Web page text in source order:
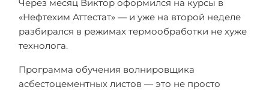
Через месяц Виктор оформился на курсы в
«Нефтехим Аттестат» — и уже на второй неделе
разбирался в режимах термообработки не хуже
технолога.
Программа обучения волнировщика
асбестоцементных листов — это не просто